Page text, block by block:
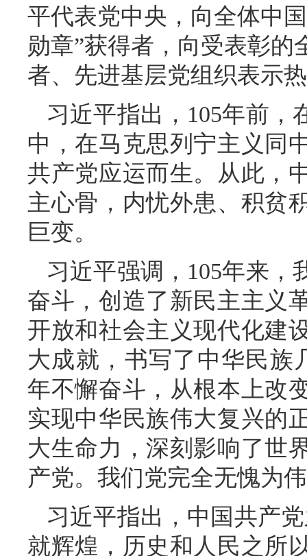
平代表党中央，向全体中
勋章”获得者，向受表彰
者、先进基层党组织表示
习近平指出，105年前，
中，在马克思列宁主义同
共产党应运而生。从此，
主心骨，内忧外患、积贫
巨变。
习近平强调，105年来，
奋斗，创造了新民主主义
开放和社会主义现代化建
大成就，书写了中华民族
年不懈奋斗，从根本上改
实现中华民族伟大复兴的
大生命力，深刻影响了世
产党。我们党完全无愧为
习近平指出，中国共产
就辉煌，历史和人民之所